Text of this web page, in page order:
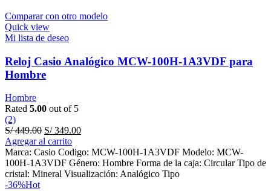
Comparar con otro modelo
Quick view
Mi lista de deseo
Reloj Casio Analógico MCW-100H-1A3VDF para
Hombre
Hombre
Rated 5.00 out of 5
(2)
S/449.00 Original
price
was:
S/ 449.00.
S/349.00Current
is:
S/ 349.00.
Agregar al carrito
Marca: Casio Codigo: MCW-100H-1A3VDF Modelo: MCW-
100H-1A3VDF Género: Hombre Forma de la caja: Circular Tipo de
cristal: Mineral Visualización: Analógico Tipo
-36%Hot